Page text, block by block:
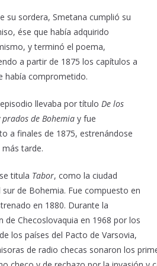
su sordera, Smetana cumplió su
ése que había adquirido
y terminó el poema,
a partir de 1875 los capítulos a
había comprometido.
llevaba por título De los
prados de Bohemia y fue
a finales de 1875, estrenándose
tarde.
titula Tabor, como la ciudad
sur de Bohemia. Fue compuesto en
en 1880. Durante la
de Checoslovaquia en 1968 por los
los países del Pacto de Varsovia,
de radio checas sonaron los